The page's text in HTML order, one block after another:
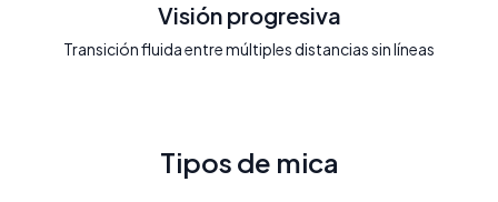
Visión progresiva
Transición fluida entre múltiples distancias sin líneas
Tipos de mica